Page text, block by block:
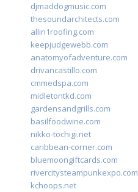
djmaddogmusic.com
thesoundarchitects.com
allin1roofing.com
keepjudgewebb.com
anatomyofadventure.com
drivancastillo.com
cmmedspa.com
midletontkd.com
gardensandgrills.com
basilfoodwine.com
nikko-tochigi.net
caribbean-corner.com
bluemoongiftcards.com
rivercitysteampunkexpo.com
kchoops.net